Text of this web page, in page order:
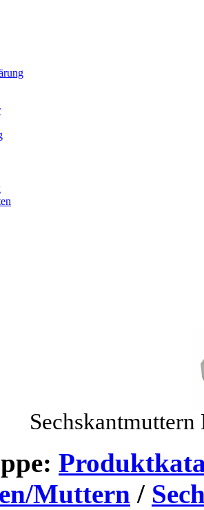
Muttern /